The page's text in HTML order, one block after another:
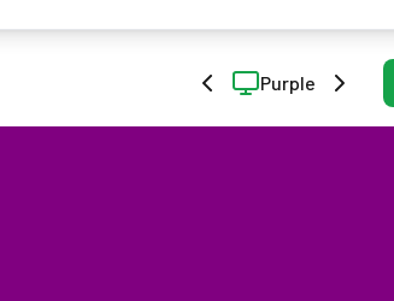
Purple